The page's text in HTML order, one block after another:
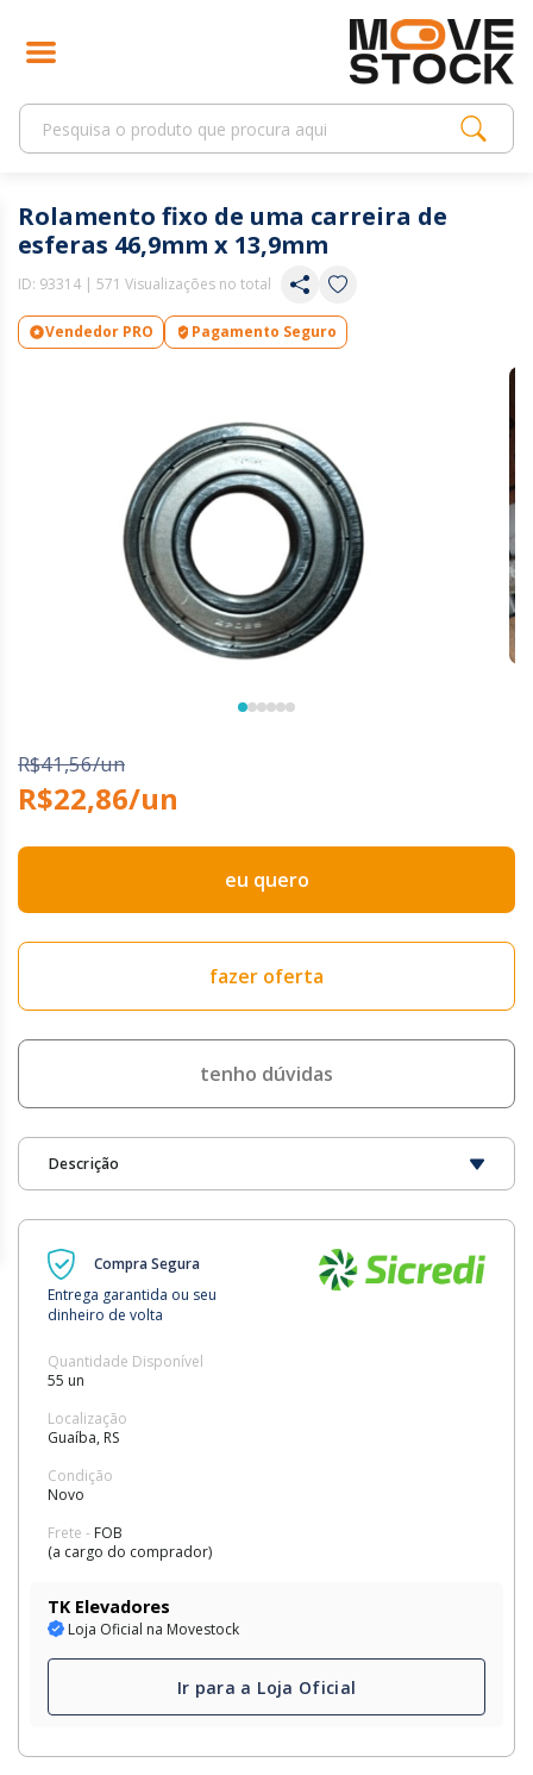
Rolamento fixo de uma carreira de
esferas 46,9mm x 13,9mm
ID: 93314 | 571 Visualizações no total
Vendedor PRO Pagamento Seguro
R$41,56/un
R$22,86/un
eu quero
fazer oferta
tenho dúvidas
Descrição
Compra Segura
Entrega garantida ou seu
dinheiro de volta
Quantidade Disponível
55 un
Localização
Guaíba, RS
Condição
Novo
Frete - FOB
(a cargo do comprador)
TK Elevadores
Loja Oficial na Movestock
Ir para a Loja Oficial